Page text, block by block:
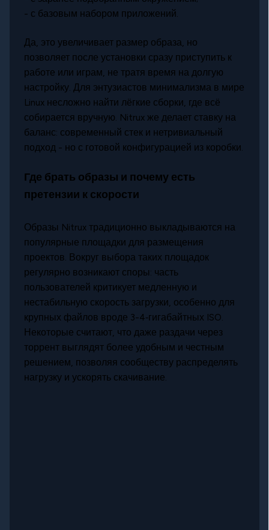
- с базовым набором приложений.
Да, это увеличивает размер образа, но
позволяет после установки сразу приступить к
работе или играм, не тратя время на долгую
настройку. Для энтузиастов минимализма в мире
Linux несложно найти лёгкие сборки, где всё
собирается вручную. Nitrux же делает ставку на
баланс: современный стек и нетривиальный
подход - но с готовой конфигурацией из коробки.
Где брать образы и почему есть
претензии к скорости
Образы Nitrux традиционно выкладываются на
популярные площадки для размещения
проектов. Вокруг выбора таких площадок
регулярно возникают споры: часть
пользователей критикует медленную и
нестабильную скорость загрузки, особенно для
крупных файлов вроде 3-4‑гигабайтных ISO.
Некоторые считают, что даже раздачи через
торрент выглядят более удобным и честным
решением, позволяя сообществу распределять
нагрузку и ускорять скачивание.